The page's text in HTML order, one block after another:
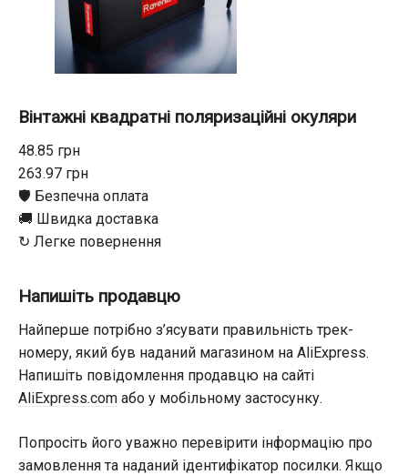
Вінтажні квадратні поляризаційні окуляри
48.85 грн
263.97 грн
🛡️ Безпечна оплата
🚚 Швидка доставка
↻ Легке повернення
Напишіть продавцю
Найперше потрібно з’ясувати правильність трек-
номеру, який був наданий магазином на AliExpress.
Напишіть повідомлення продавцю на сайті
AliExpress.com або у мобільному застосунку.
Попросіть його уважно перевірити інформацію про
замовлення та наданий ідентифікатор посилки. Якщо